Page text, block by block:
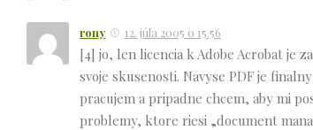
rony 12. júla 2005 o 15.56
[4] jo, len licencia k Adobe Acrobat je
svoje skusenosti. Navyse PDF je
pracujem a pripadne chcem, aby mi
problemy, ktore riesi „document